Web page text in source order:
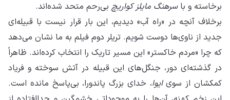
برخاسته و باسرهنگ مایلز کواریچ بی‌رحم متحد شده‌اند.
برخلاف آنچه در «راه آب» دیدیم، این بار قرار نیست با قبیله‌ای
جدید از ناوی‌ها دوست شویم. تریلر دوم فیلم به ما نشان می‌دهد
که چرا «مردم خاکستر» این مسیر تاریک را انتخاب کرده‌اند. ظاهراً
در گذشته‌ای دور، جنگل‌های این قبیله در آتش سوخته و فریاد
کمکشان از سویایوا، خدای بزرگ پاندورا، بی‌پاسخ مانده است.